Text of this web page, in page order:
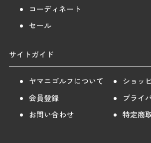
コーディネート
セール
サイトガイド
ヤマニゴルフについて
ショッ
会員登録
プライ
お問い合わせ
特定商